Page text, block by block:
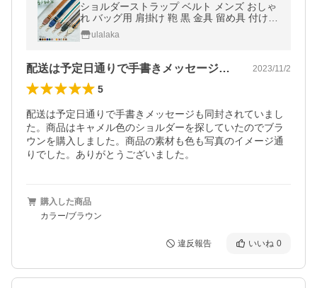
ショルダーストラップ ベルト メンズ おしゃ
れ バッグ用 肩掛け 鞄 黒 金具 留め具 付け替
え 単品 太め 幅広 赤 カバン スマホ 交換 太
目ulalaka
配送は予定日通りで手書きメッセージも同… 2023/11/2
5
配送は予定日通りで手書きメッセージも同封されていまし
た。商品はキャメル色のショルダーを探していたのでブラ
ウンを購入しました。商品の素材も色も写真のイメージ通
りでした。ありがとうございました。
購入した商品
カラー/ブラウン
違反報告 いいね 0